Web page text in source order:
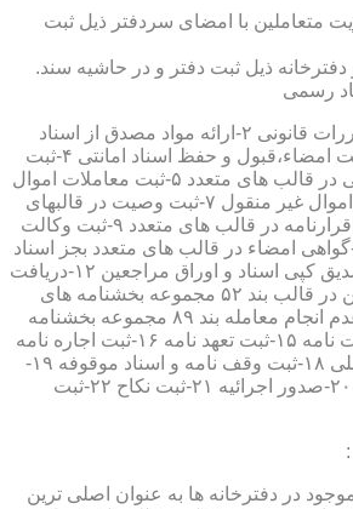
متعاملین با امضای سردفتر ذیل ثبت
رسمی
۱-ثبت اسناد مطابق مقررات قانونی ۲-ارائه مواد مصدق از اسناد
ثبت شده ۳-تصدیق صحت امضاء،قبول و حفظ اسناد امانتی ۴-ثبت
معاملات شرطی و رهنی در قالب های متعدد ۵-ثبت معاملات اموال
منقول ۶-ثبت معاملات اموال غیر منقول ۷-ثبت وصیت در قالبهای
عهدی و تکمیلی ۸-ثبت اقرارنامه در قالب های متعدد ۹-ثبت وکالت
قالب های متعدد ۱۰-گواهی امضاء در قالب های متعدد بجز اسناد
مالی و معاملاتی ۱۱-تصدیق کپی اسناد و اوراق مراجعین ۱۲-دریافت
قبوض سپرده مستاجرین در قالب بند ۵۲ مجموعه بخشنامه های
ثبتی ۱۳-صدور گواهی عدم انجام معامله بند ۸۹ مجموعه بخشنامه
های ثبتی ۱۴-ثبت رضایت نامه ۱۵-ثبت تعهد نامه ۱۶-ثبت اجاره نامه
۱۷-ثبت معاملات سرقفلی ۱۸-ثبت وقف نامه و اسناد موقوفه ۱۹-
ثبت اسناد ضمانت نامه ۲۰-صدور اجرائیه ۲۱-ثبت نکاح ۲۲-ثبت
موجود در دفترخانه ها به عنوان اصلی ترین